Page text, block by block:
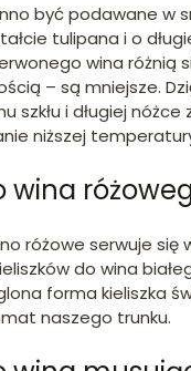
być podawane w
tulipana i o
wina różnią
– są mniejsze.
szkłu i długiej
niższej
wina
różowe serwuje się
do wina
forma kieliszka
naszego trunku.